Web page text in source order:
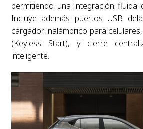
permitiendo una integración fluida
Incluye además puertos USB
cargador inalámbrico para
(Keyless Start), y cierre
inteligente.